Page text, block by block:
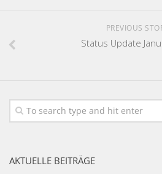
PREVIOUS
Status Update
AKTUELLE BEITRÄGE